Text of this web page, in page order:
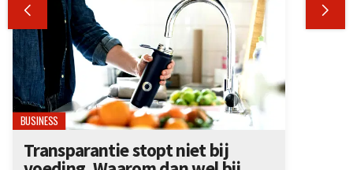
 
BUSINESS
Transparantie stopt niet bij